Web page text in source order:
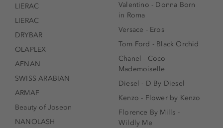
LIERAC
LIERAC
DRYBAR
OLAPLEX
AFNAN
SWISS ARABIAN
ARMAF
Beauty of Joseon
NANOLASH
Valentino - Donna Born
in Roma
Versace - Eros
Tom Ford - Black Orchid
Chanel - Coco
Mademoiselle
Diesel - D By Diesel
Kenzo - Flower by Kenzo
Florence By Mills -
Wildly Me